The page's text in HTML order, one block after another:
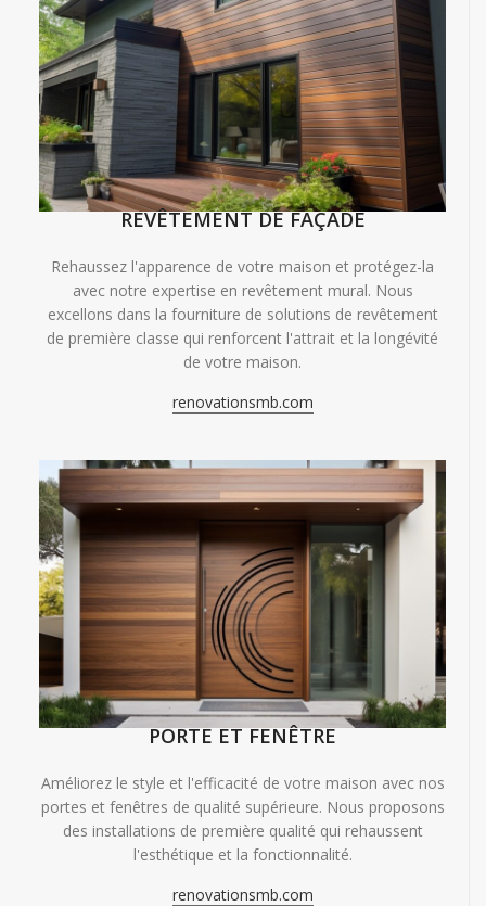
REVÊTEMENT DE FAÇADE
Rehaussez l'apparence de votre maison et protégez-la
avec notre expertise en revêtement mural. Nous
excellons dans la fourniture de solutions de revêtement
de première classe qui renforcent l'attrait et la longévité
de votre maison.
renovationsmb.com
PORTE ET FENÊTRE
Améliorez le style et l'efficacité de votre maison avec nos
portes et fenêtres de qualité supérieure. Nous proposons
des installations de première qualité qui rehaussent
l'esthétique et la fonctionnalité.
renovationsmb.com